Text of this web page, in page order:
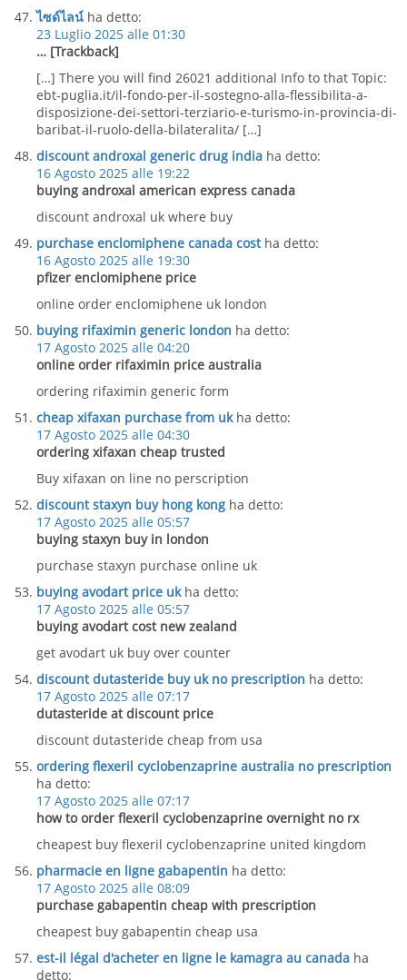
ไซด์ไลน์ ha detto:
23 Luglio 2025 alle 01:30
… [Trackback]
[…] There you will find 26021 additional Info to that Topic:
ebt-puglia.it/il-fondo-per-il-sostegno-alla-flessibilita-a-
disposizione-dei-settori-terziario-e-turismo-in-provincia-di-
baribat-il-ruolo-della-bilateralita/ […]
discount androxal generic drug india ha detto:
16 Agosto 2025 alle 19:22
buying androxal american express canada
discount androxal uk where buy
purchase enclomiphene canada cost ha detto:
16 Agosto 2025 alle 19:30
pfizer enclomiphene price
online order enclomiphene uk london
buying rifaximin generic london ha detto:
17 Agosto 2025 alle 04:20
online order rifaximin price australia
ordering rifaximin generic form
cheap xifaxan purchase from uk ha detto:
17 Agosto 2025 alle 04:30
ordering xifaxan cheap trusted
Buy xifaxan on line no perscription
discount staxyn buy hong kong ha detto:
17 Agosto 2025 alle 05:57
buying staxyn buy in london
purchase staxyn purchase online uk
buying avodart price uk ha detto:
17 Agosto 2025 alle 05:57
buying avodart cost new zealand
get avodart uk buy over counter
discount dutasteride buy uk no prescription ha detto:
17 Agosto 2025 alle 07:17
dutasteride at discount price
discount dutasteride cheap from usa
ordering flexeril cyclobenzaprine australia no prescription
ha detto:
17 Agosto 2025 alle 07:17
how to order flexeril cyclobenzaprine overnight no rx
cheapest buy flexeril cyclobenzaprine united kingdom
pharmacie en ligne gabapentin ha detto:
17 Agosto 2025 alle 08:09
purchase gabapentin cheap with prescription
cheapest buy gabapentin cheap usa
est-il légal d'acheter en ligne le kamagra au canada ha
detto: